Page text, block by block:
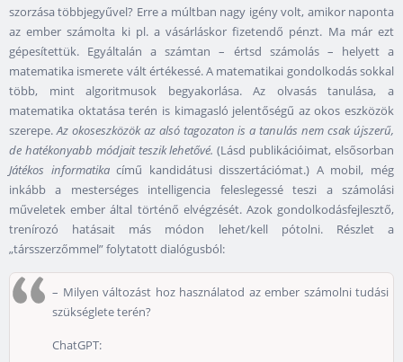
szorzása többjegyűvel? Erre a múltban nagy igény volt, amikor naponta
az ember számolta ki pl. a vásárláskor fizetendő pénzt. Ma már ezt
gépesítettük. Egyáltalán a számtan – értsd számolás – helyett a
matematika ismerete vált értékessé. A matematikai gondolkodás sokkal
több, mint algoritmusok begyakorlása. Az olvasás tanulása, a
matematika oktatása terén is kimagasló jelentőségű az okos eszközök
szerepe.Az okoseszközök az alsó tagozaton is a tanulás nem csak újszerű,
de hatékonyabb módjait teszik lehetővé. (Lásd publikációimat, elsősorban
Játékos informatikacímű kandidátusi disszertációmat.) A mobil, még
inkább a mesterséges intelligencia feleslegessé teszi a számolási
műveletek ember által történő elvégzését. Azok gondolkodásfejlesztő,
trenírozó hatásait más módon lehet/kell pótolni. Részlet a
„társszerzőmmel” folytatott dialógusból:
– Milyen változást hoz használatod az ember számolni tudási
szükséglete terén?
ChatGPT: